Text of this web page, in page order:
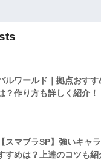
ルワールド｜拠点おすす
？作り方も詳しく紹介！
【スマブラSP】強いキャ
すめは？上達のコツも紹